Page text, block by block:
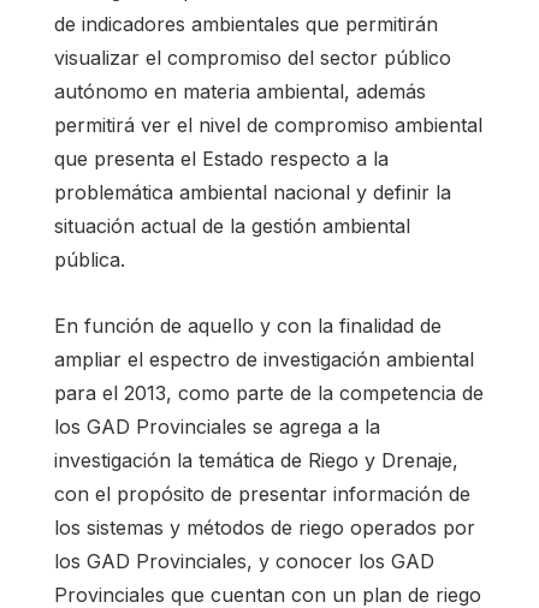
de indicadores ambientales que permitirán
visualizar el compromiso del sector público
autónomo en materia ambiental, además
permitirá ver el nivel de compromiso ambiental
que presenta el Estado respecto a la
problemática ambiental nacional y definir la
situación actual de la gestión ambiental
pública.
En función de aquello y con la finalidad de
ampliar el espectro de investigación ambiental
para el 2013, como parte de la competencia de
los GAD Provinciales se agrega a la
investigación la temática de Riego y Drenaje,
con el propósito de presentar información de
los sistemas y métodos de riego operados por
los GAD Provinciales, y conocer los GAD
Provinciales que cuentan con un plan de riego